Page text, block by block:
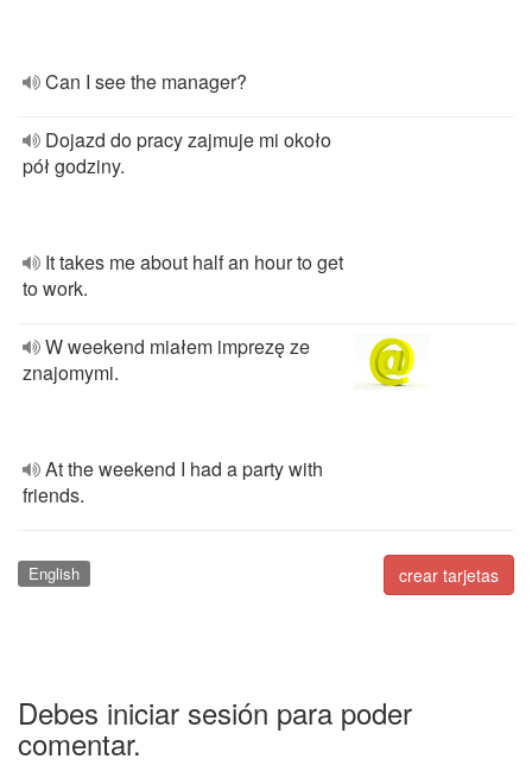
Can I see the manager?
Dojazd do pracy zajmuje mi około
pół godziny.
It takes me about half an hour to get
to work.
W weekend miałem imprezę ze
znajomymi.
At the weekend I had a party with
friends.
crear tarjetas
English
Debes iniciar sesión para poder
comentar.